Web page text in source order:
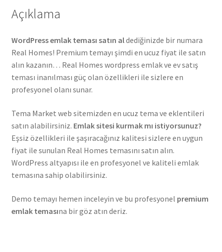
Açıklama
WordPress emlak teması satın aldediğinizde bir numara
Real Homes! Premium temayı şimdi en ucuz fiyat ile satın
alın kazanın… Real Homes wordpress emlak ve ev satış
teması inanılması güç olan özellikleri ile sizlere en
profesyonel olanı sunar.
Tema Market web sitemizden en ucuz tema ve eklentileri
satın alabilirsiniz. Emlak sitesi kurmak mı istiyorsunuz?
Eşsiz özellikleri ile şaşıracağınız kalitesi sizlere en uygun
fiyat ile sunulan Real Homes temasını satın alın.
WordPress altyapısı ile en profesyonel ve kaliteli emlak
temasına sahip olabilirsiniz.
Demo temayı hemen inceleyin ve bu profesyonel premium
emlak temasına bir göz atın deriz.